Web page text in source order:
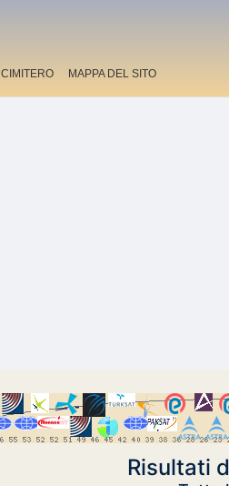
CIMITERO MAPPA DEL SITO
Risultati